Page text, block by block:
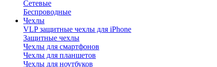
Сетевые
Беспроводные
Чехлы
VLP защитные чехлы для iPhone
Защитные чехлы
Чехлы для смартфонов
Чехлы для планшетов
Чехлы для ноутбуков